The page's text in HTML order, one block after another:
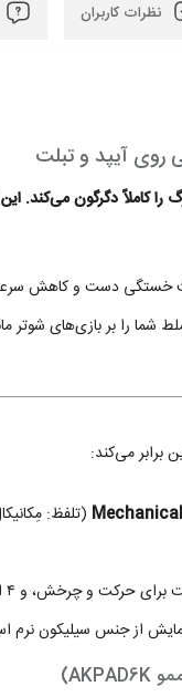
نظرات کاربران
باعث خستگی دست و کاهش
شما را بر بازی‌های شوتر
برابر می‌کند:
Mechanical (تلفظ:
شلیک، نشانه‌گیری و سایر فرمان‌ها استفاده می‌کنید.
از جنس سیلیکون نرم